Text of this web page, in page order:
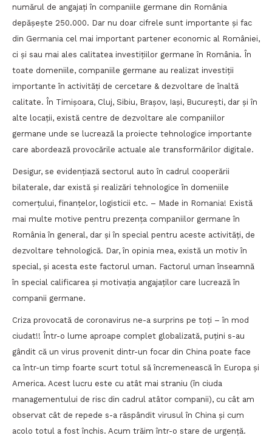
numărul de angajați în companiile germane din România
depășește 250.000. Dar nu doar cifrele sunt importante și fac
din Germania cel mai important partener economic al României,
ci și sau mai ales calitatea investițiilor germane în România. În
toate domeniile, companiile germane au realizat investiții
importante în activități de cercetare & dezvoltare de înaltă
calitate. În Timișoara, Cluj, Sibiu, Brașov, Iași, București, dar și în
alte locații, există centre de dezvoltare ale companiilor
germane unde se lucrează la proiecte tehnologice importante
care abordează provocările actuale ale transformărilor digitale.
Desigur, se evidențiază sectorul auto în cadrul cooperării
bilaterale, dar există și realizări tehnologice în domeniile
comerțului, finanțelor, logisticii etc. – Made in Romania! Există
mai multe motive pentru prezența companiilor germane în
România în general, dar și în special pentru aceste activități, de
dezvoltare tehnologică. Dar, în opinia mea, există un motiv în
special, și acesta este factorul uman. Factorul uman înseamnă
în special calificarea și motivația angajaților care lucrează în
companii germane.
Criza provocată de coronavirus ne-a surprins pe toți – în mod
ciudat!! Într-o lume aproape complet globalizată, puțini s-au
gândit că un virus provenit dintr-un focar din China poate face
ca într-un timp foarte scurt totul să încremenească în Europa și
America. Acest lucru este cu atât mai straniu (în ciuda
managementului de risc din cadrul atâtor companii), cu cât am
observat cât de repede s-a răspândit virusul în China și cum
acolo totul a fost închis. Acum trăim într-o stare de urgență.